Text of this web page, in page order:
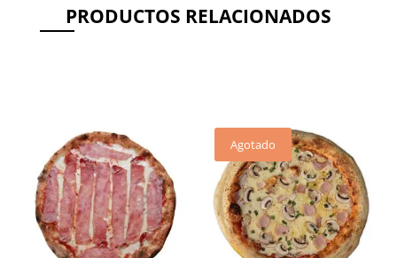
PRODUCTOS RELACIONADOS
Agotado